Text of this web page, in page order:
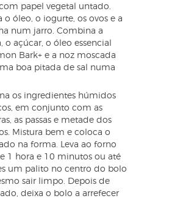
papel vegetal untado.
o óleo, o iogurte, os ovos e a
num jarro. Combina a
o açúcar, o óleo essencial
Bark+ e a noz moscada
boa pitada de sal numa
os ingredientes húmidos
em conjunto com as
as passas e metade dos
Mistura bem e coloca o
na forma. Leva ao forno
1 hora e 10 minutos ou até
um palito no centro do bolo
sair limpo. Depois de
deixa o bolo a arrefecer